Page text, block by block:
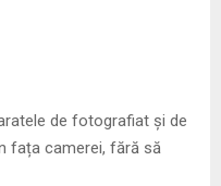
de fotografiat și de
fața camerei, fără să